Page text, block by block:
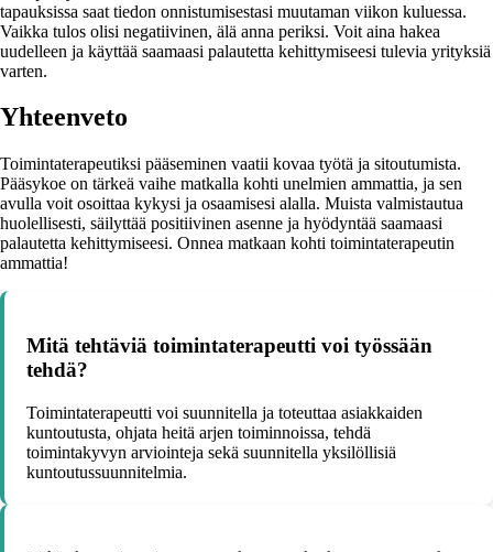
tapauksissa saat tiedon onnistumisestasi muutaman viikon kuluessa.
Vaikka tulos olisi negatiivinen, älä anna periksi. Voit aina hakea
uudelleen ja käyttää saamaasi palautetta kehittymiseesi tulevia yrityksiä
varten.
Yhteenveto
Toimintaterapeutiksi pääseminen vaatii kovaa työtä ja sitoutumista.
Pääsykoe on tärkeä vaihe matkalla kohti unelmien ammattia, ja sen
avulla voit osoittaa kykysi ja osaamisesi alalla. Muista valmistautua
huolellisesti, säilyttää positiivinen asenne ja hyödyntää saamaasi
palautetta kehittymiseesi. Onnea matkaan kohti toimintaterapeutin
ammattia!
Mitä tehtäviä toimintaterapeutti voi työssään
tehdä?
Toimintaterapeutti voi suunnitella ja toteuttaa asiakkaiden
kuntoutusta, ohjata heitä arjen toiminnoissa, tehdä
toimintakyvyn arviointeja sekä suunnitella yksilöllisiä
kuntoutussuunnitelmia.